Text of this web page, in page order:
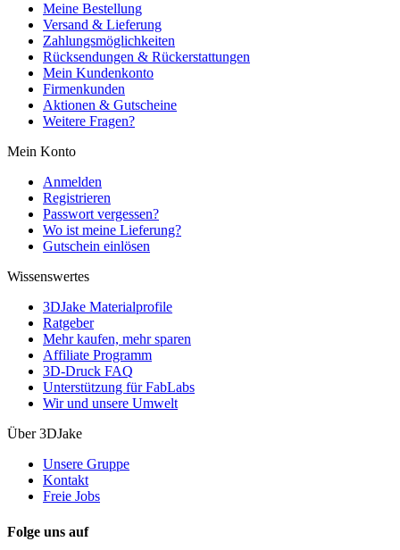
Meine Bestellung
Versand & Lieferung
Zahlungsmöglichkeiten
Rücksendungen & Rückerstattungen
Mein Kundenkonto
Firmenkunden
Aktionen & Gutscheine
Weitere Fragen?
Mein Konto
Anmelden
Registrieren
Passwort vergessen?
Wo ist meine Lieferung?
Gutschein einlösen
Wissenswertes
3DJake Materialprofile
Ratgeber
Mehr kaufen, mehr sparen
Affiliate Programm
3D-Druck FAQ
Unterstützung für FabLabs
Wir und unsere Umwelt
Über 3DJake
Unsere Gruppe
Kontakt
Freie Jobs
Folge uns auf